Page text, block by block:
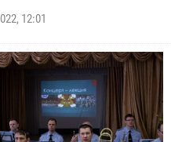
12:01